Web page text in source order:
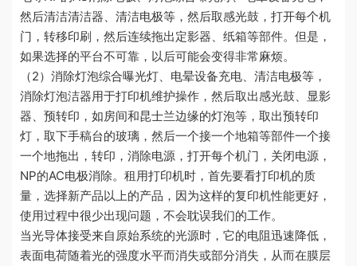
然后清洁清洁器、清洁电极等，然后取感光鼓，打开每个机
门，转移印刷，然后连续拖出定影器、纸箱等部件。但是，
如果选择的平台不可靠，以后可能会变得非常麻烦。
（2）消除灯泡综合曝光灯、电晕设备充电、清洁电极等，
消除灯泡洁器用于打印机维护操作，然后取出感光鼓、显影
器、预转印，如房间和昆士兰边缘的灯泡等，取出预转印
灯，取下手稿台的玻璃，然后一个接一个地箱等部件一个接
一个地拖出，转印，消除电源，打开每个机门，关闭电源，
NP的AC电极消除。租用打印机时，首先要看打印机的质
量，选择新产品以上的产品，因为这样的复印机性能更好，
使用过程中很少出现问题，不会耽误我们的工作。
当光导体接受来自原始系统的光源时，它的电阻迅速降低，
表面电荷随着光的强度水平而消失或部分消失，从而在膜层